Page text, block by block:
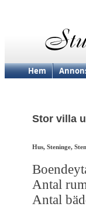
Hem
Stor villa
Hus, Steninge,
Antal
Antal